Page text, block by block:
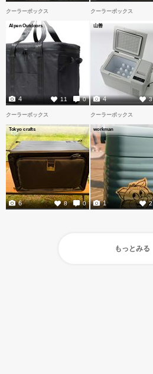
クーラーボックス
Alpen Outdoors
11 0
4
クーラーボックス
山善
3
4
クーラーボックス
Tokyo crafts
8 0
6
クーラーボックス
workman
2
1
もっとみる